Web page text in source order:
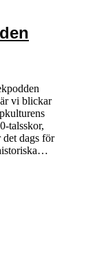
vi blickar
talsskor,
dags för